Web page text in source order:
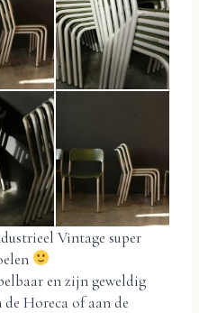
Vintage super
en zijn geweldig
Horeca of aan de